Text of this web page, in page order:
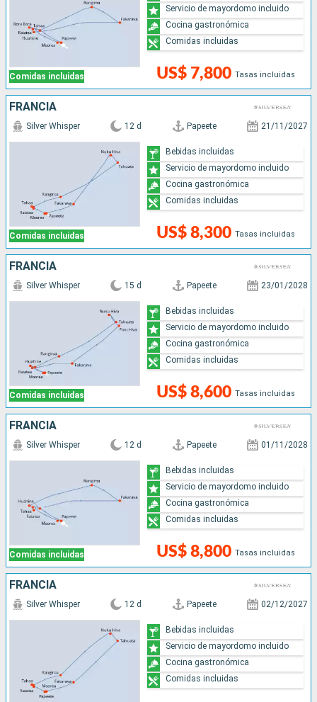
Comidas incluidas US$ 7,800 Tasas incluidas
Servicio de mayordomo incluido
Cocina gastronómica
Comidas incluidas
FRANCIA
Comidas incluidas
Silver Whisper 12 d Papeete 21/11/2027
US$ 8,300 Tasas incluidas
Bebidas incluidas
Servicio de mayordomo incluido
Cocina gastronómica
Comidas incluidas
FRANCIA
Comidas incluidas
Silver Whisper 15 d Papeete 23/01/2028
US$ 8,600 Tasas incluidas
Bebidas incluidas
Servicio de mayordomo incluido
Cocina gastronómica
Comidas incluidas
FRANCIA
Comidas incluidas
Silver Whisper 12 d Papeete 01/11/2028
US$ 8,800 Tasas incluidas
Bebidas incluidas
Servicio de mayordomo incluido
Cocina gastronómica
Comidas incluidas
FRANCIA
Silver Whisper 12 d Papeete 02/12/2027
Bebidas incluidas
Servicio de mayordomo incluido
Cocina gastronómica
Comidas incluidas